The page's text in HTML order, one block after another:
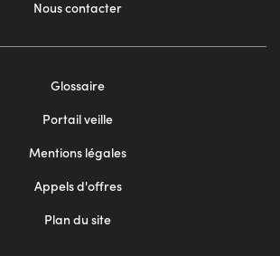
Nous contacter
Glossaire
Portail veille
Mentions légales
Appels d'offres
Plan du site